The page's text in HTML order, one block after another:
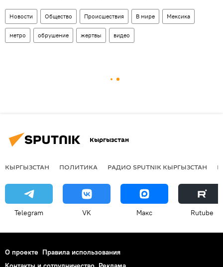
Новости Общество Происшествия В мире Мексика
метро обрушение жертвы видео
Кыргызстан
КЫРГЫЗСТАН ПОЛИТИКА РАДИО SPUTNIK КЫРГЫЗСТАН
Telegram VK Макс Rutube
О проекте Правила использования